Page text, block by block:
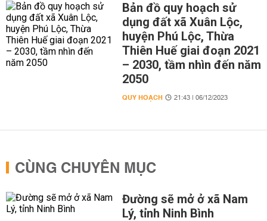
Bản đồ quy hoạch sử
dụng đất xã Xuân Lộc,
huyện Phú Lộc, Thừa
Thiên Huế giai đoạn 2021
– 2030, tầm nhìn đến năm
2050
QUY HOẠCH 21:43 | 06/12/2023
CÙNG CHUYÊN MỤC
Đường sẽ mở ở xã Nam
Lý, tỉnh Ninh Bình